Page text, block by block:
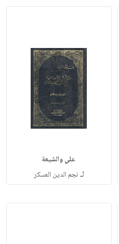
علي والشيعة
لـ نجم الدين العسكر